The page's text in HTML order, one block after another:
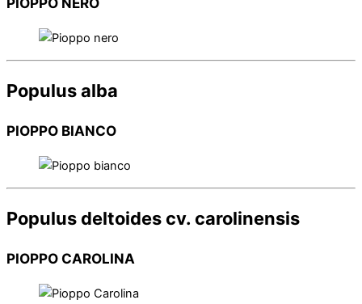
Populus alba
PIOPPO BIANCO
Populus deltoides cv. carolinensis
PIOPPO CAROLINA